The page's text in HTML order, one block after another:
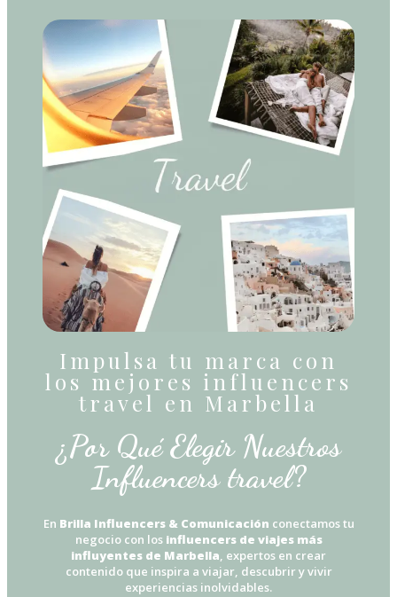
Impulsa tu marca con
los mejores influencers
travel en Marbella
¿Por Qué Elegir Nuestros
Influencers travel?
En Brilla Influencers & Comunicación conectamos tu
negocio con los influencers de viajes más
influyentes de Marbella, expertos en crear
contenido que inspira a viajar, descubrir y vivir
experiencias inolvidables.